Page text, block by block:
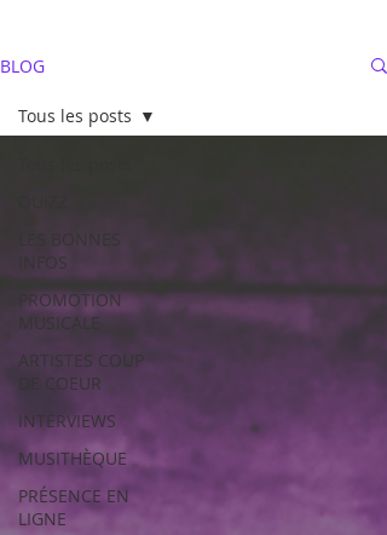
BLOG
LES BONNES
INFOS
PROMOTION
MUSICALE
ARTISTES COUP
DE COEUR
INTERVIEWS
MUSITHÈQUE
PRÉSENCE EN
LIGNE
Tous les posts